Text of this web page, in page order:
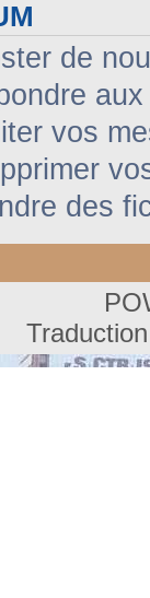
de
vos
des